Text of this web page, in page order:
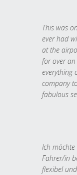
This was
ever had
at the
for over
everything
company
fabulous
Ich
Fahrer/in
flexibel